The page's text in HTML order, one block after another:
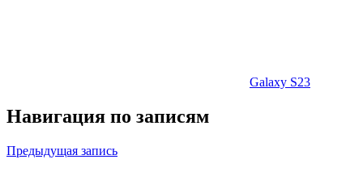
Galaxy S23
Навигация по записям
Предыдущая запись